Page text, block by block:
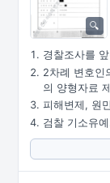
경찰조사를
2차례 변호인
의 양형자료
피해변제, 원
검찰 기소유